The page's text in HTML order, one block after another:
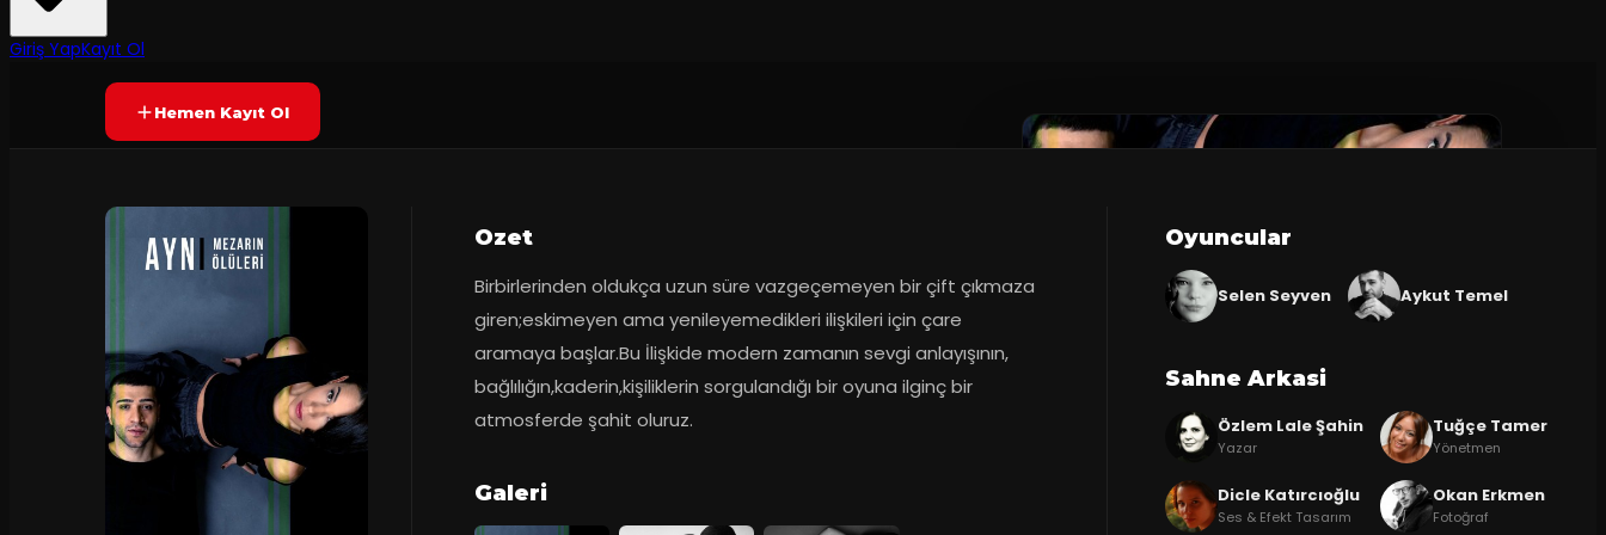
Giriş YapKayıt OlSONA ERDI
Hemen Kayıt Ol
Ozet
Birbirlerinden oldukça uzun süre vazgeçemeyen bir çift çıkmaza
giren;eskimeyen ama yenileyemedikleri ilişkileri için çare
aramaya başlar.Bu İlişkide modern zamanın sevgi anlayışının,
bağlılığın,kaderin,kişiliklerin sorgulandığı bir oyuna ilginç bir
atmosferde şahit oluruz.
Galeri
Oyuncular
Selen Seyven Aykut Temel
Sahne Arkasi
Özlem Lale Şahin
Yazar
Tuğçe Tamer
Yönetmen
Dicle Katırcıoğlu
Ses & Efekt Tasarım
Okan Erkmen
Fotoğraf